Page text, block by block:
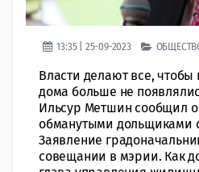
13:35 | 25-09-2023
Власти делают все,
дома больше не
Ильсур Метшин сообщил
обманутыми дольщиками
Заявление
совещании в мэрии. Как